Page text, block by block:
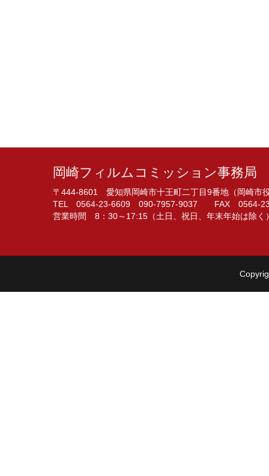
岡崎フィルムコミッション事務局
〒444-8601 愛知県岡崎市十王町二丁目9番地（岡崎市
TEL 0564-23-6609 090-7957-9037 FAX 0564-
営業時間 8：30～17:15（土日、祝日、年末年始は除く